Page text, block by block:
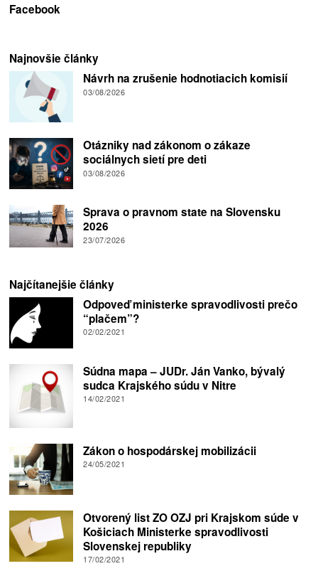
Facebook
Najnovšie články
Návrh na zrušenie hodnotiacich komisií
03/08/2026
Otázniky nad zákonom o zákaze
sociálnych sietí pre deti
03/08/2026
Sprava o pravnom state na Slovensku
2026
23/07/2026
Najčítanejšie články
Odpoveď ministerke spravodlivosti prečo
“plačem”?
02/02/2021
Súdna mapa – JUDr. Ján Vanko, bývalý
sudca Krajského súdu v Nitre
14/02/2021
Zákon o hospodárskej mobilizácii
24/05/2021
Otvorený list ZO OZJ pri Krajskom súde v
Košiciach Ministerke spravodlivosti
Slovenskej republiky
17/02/2021